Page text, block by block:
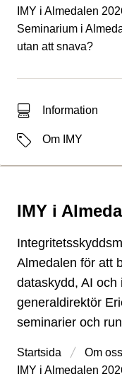
IMY i Almedalen
Seminarium i
utan att snava?
Typ av sökträff
Information
EtiketterOm IMY
IMY i
Typ av sida
Almedalen för att
dataskydd, AI och
generaldirektör
seminarier och
Startsida Om oss
IMY i Almedalen